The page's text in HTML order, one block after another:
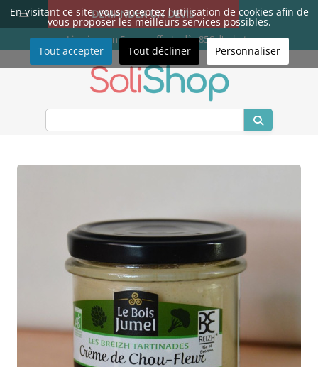
Livraison en France offerte dès 85€ d'achats
DEMANDER UN DEVIS
En visitant ce site, vous acceptez l'utilisation de cookies afin de
vous proposer les meilleurs services possibles.
Tout accepter Tout décliner Personnaliser
Menu
≡